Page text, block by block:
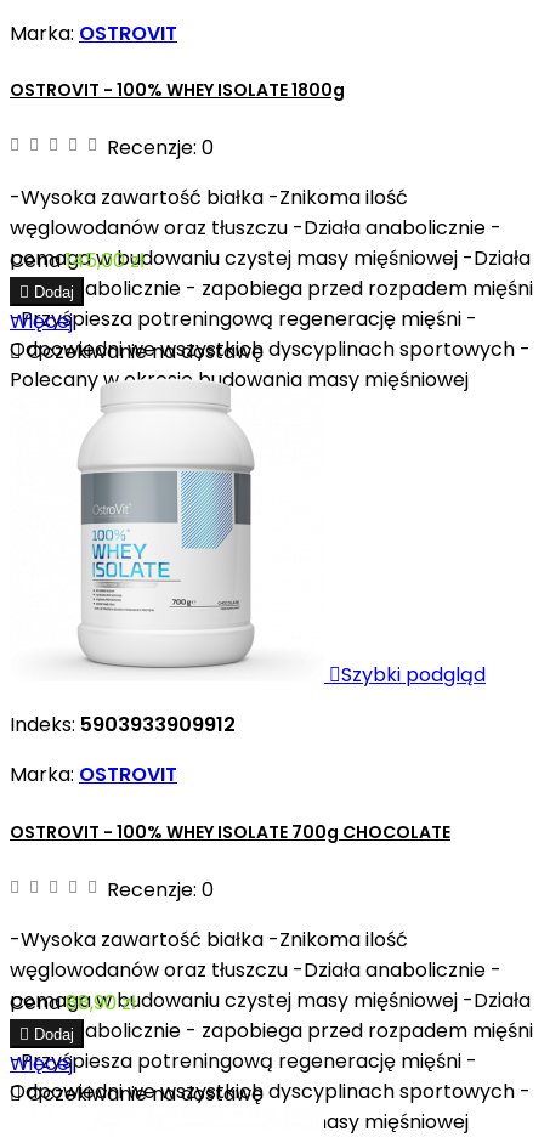
Marka: OSTROVIT
OSTROVIT - 100% WHEY ISOLATE 1800g
Recenzje: 0
-Wysoka zawartość białka -Znikoma ilość
węglowodanów oraz tłuszczu -Działa anabolicznie -
pomaga w budowaniu czystej masy mięśniowej -Działa
antykatabolicznie - zapobiega przed rozpadem mięśni
-Przyśpiesza potreningową regenerację mięśni -
Odpowiedni we wszystkich dyscyplinach sportowych -
Polecany w okresie budowania masy mięśniowej
Cena145,00 zł
 Dodaj
Więcej
Oczekiwanie na dostawę
Szybki podgląd
Indeks: 5903933909912
Marka: OSTROVIT
OSTROVIT - 100% WHEY ISOLATE 700g CHOCOLATE
Recenzje: 0
-Wysoka zawartość białka -Znikoma ilość
węglowodanów oraz tłuszczu -Działa anabolicznie -
pomaga w budowaniu czystej masy mięśniowej -Działa
antykatabolicznie - zapobiega przed rozpadem mięśni
-Przyśpiesza potreningową regenerację mięśni -
Odpowiedni we wszystkich dyscyplinach sportowych -
Polecany w okresie budowania masy mięśniowej
Cena88,90 zł
 Dodaj
Więcej
Oczekiwanie na dostawę